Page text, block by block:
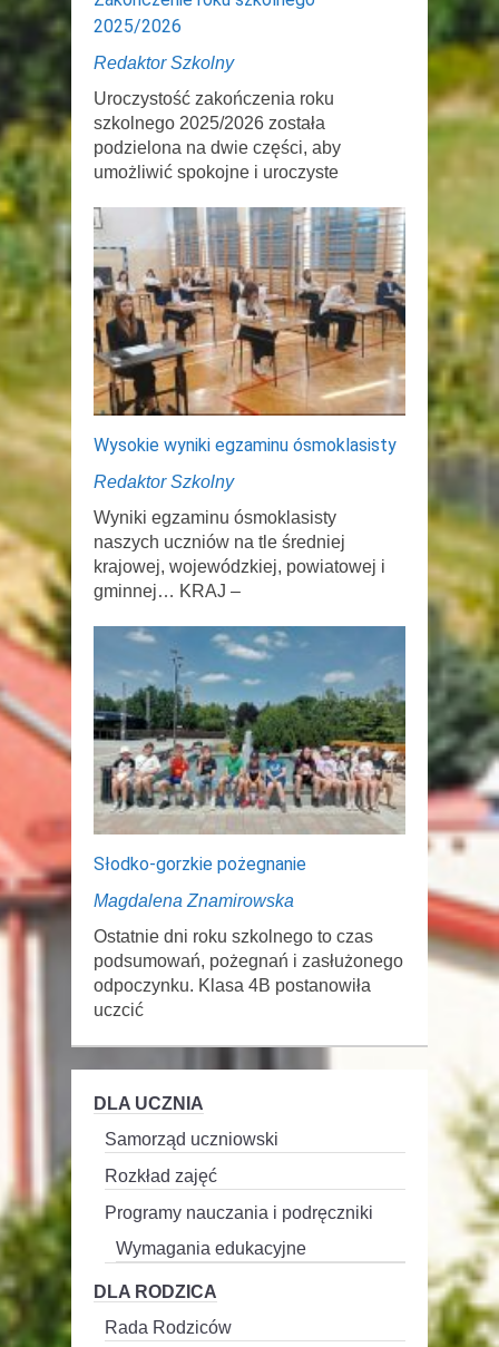
2025/2026
Redaktor Szkolny
Uroczystość zakończenia roku
szkolnego 2025/2026 została
podzielona na dwie części, aby
umożliwić spokojne i uroczyste
Wysokie wyniki egzaminu ósmoklasisty
Redaktor Szkolny
Wyniki egzaminu ósmoklasisty
naszych uczniów na tle średniej
krajowej, wojewódzkiej, powiatowej i
gminnej… KRAJ –
Słodko-gorzkie pożegnanie
Magdalena Znamirowska
Ostatnie dni roku szkolnego to czas
podsumowań, pożegnań i zasłużonego
odpoczynku. Klasa 4B postanowiła
uczcić
DLA UCZNIA
Samorząd uczniowski
Rozkład zajęć
Programy nauczania i podręczniki
Wymagania edukacyjne
DLA RODZICA
Rada Rodziców